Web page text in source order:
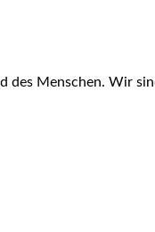
des Menschen. Wir